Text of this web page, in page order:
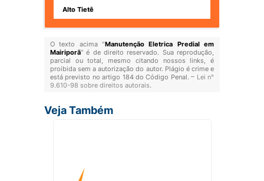
Alto Tietê
O texto acima "Manutenção Eletrica Predial em
Mairiporã" é de direito reservado. Sua reprodução,
parcial ou total, mesmo citando nossos links, é
proibida sem a autorização do autor. Plágio é crime e
está previsto no artigo 184 do Código Penal. – Lei n°
9.610-98 sobre direitos autorais.
Veja Também